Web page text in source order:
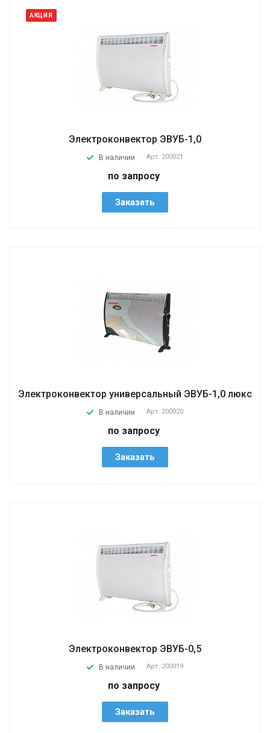
АКЦИЯ
Электроконвектор ЭВУБ-1,0
В наличии Арт. 200021
по запросу
Заказать
Электроконвектор универсальный ЭВУБ-1,0 люкс
В наличии Арт. 200020
по запросу
Заказать
Электроконвектор ЭВУБ-0,5
В наличии Арт. 200019
по запросу
Заказать